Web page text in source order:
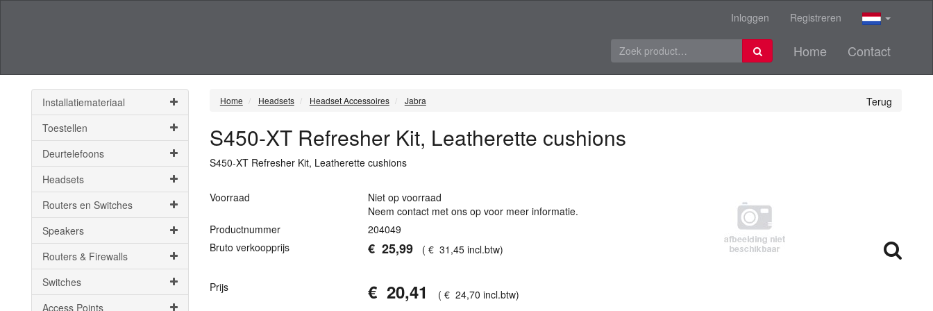
Inloggen Registreren
Home Contact
Installatiemateriaal
Toestellen
Deurtelefoons
Headsets
Routers en Switches
Speakers
Routers & Firewalls
Switches
Access Points
Terug
Home Headsets Headset Accessoires Jabra
S450-XT Refresher Kit, Leatherette cushions
S450-XT Refresher Kit, Leatherette cushions
Voorraad
Niet op voorraad
Neem contact met ons op voor meer informatie.
Productnummer
204049
Bruto verkoopprijs
€ 25,99 (€ 31 ,45 incl.btw)
Prijs € 20,41 (€ 24,70 incl.btw)